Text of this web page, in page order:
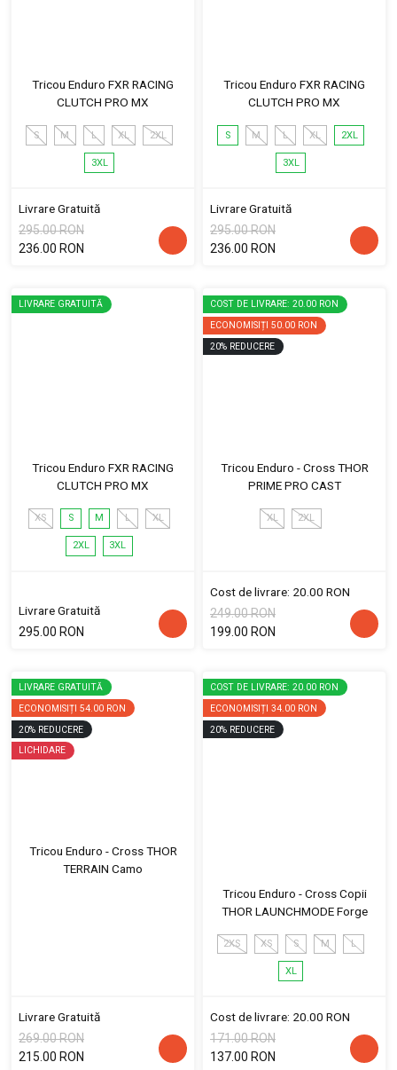
Tricou Enduro FXR RACING
CLUTCH PRO MX
S M L XL 2XL
3XL
Livrare Gratuită
295.00 RON
236.00 RON
Tricou Enduro FXR RACING
CLUTCH PRO MX
S M L XL 2XL
3XL
Livrare Gratuită
295.00 RON
236.00 RON
LIVRARE GRATUITĂ
Tricou Enduro FXR RACING
CLUTCH PRO MX
XS S M L XL
2XL 3XL
Livrare Gratuită
295.00 RON
COST DE LIVRARE: 20.00 RON
ECONOMISIȚI 50.00 RON
20% REDUCERE
Tricou Enduro - Cross THOR
PRIME PRO CAST
XL 2XL
Cost de livrare: 20.00 RON
249.00 RON
199.00 RON
LIVRARE GRATUITĂ
ECONOMISIȚI 54.00 RON
20% REDUCERE
LICHIDARE
Tricou Enduro - Cross THOR
TERRAIN Camo
Livrare Gratuită
269.00 RON
215.00 RON
COST DE LIVRARE: 20.00 RON
ECONOMISIȚI 34.00 RON
20% REDUCERE
Tricou Enduro - Cross Copii
THOR LAUNCHMODE Forge
2XS XS S M L
XL
Cost de livrare: 20.00 RON
171.00 RON
137.00 RON